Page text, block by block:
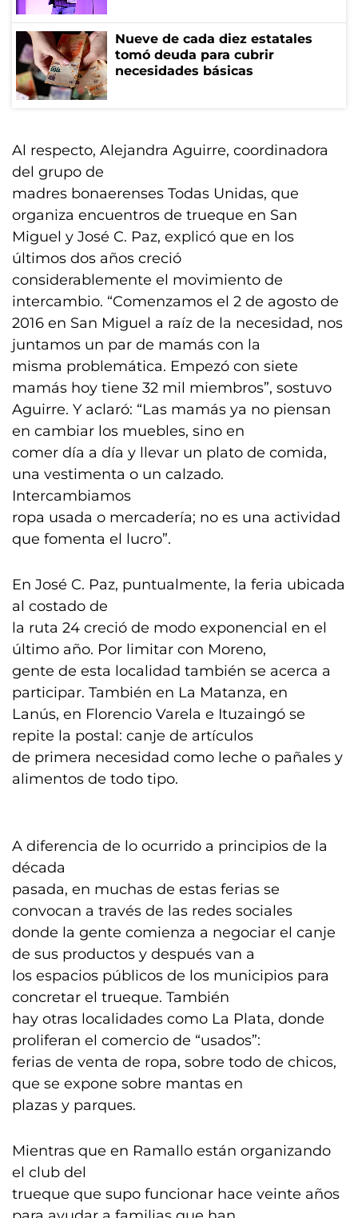
Nueve de cada diez estatales
tomó deuda para cubrir
necesidades básicas
Al respecto, Alejandra Aguirre, coordinadora
del grupo de
madres bonaerenses Todas Unidas, que
organiza encuentros de trueque en San
Miguel y José C. Paz, explicó que en los
últimos dos años creció
considerablemente el movimiento de
intercambio. “Comenzamos el 2 de agosto de
2016 en San Miguel a raíz de la necesidad, nos
juntamos un par de mamás con la
misma problemática. Empezó con siete
mamás hoy tiene 32 mil miembros”, sostuvo
Aguirre. Y aclaró: “Las mamás ya no piensan
en cambiar los muebles, sino en
comer día a día y llevar un plato de comida,
una vestimenta o un calzado.
Intercambiamos
ropa usada o mercadería; no es una actividad
que fomenta el lucro”.
En José C. Paz, puntualmente, la feria ubicada
al costado de
la ruta 24 creció de modo exponencial en el
último año. Por limitar con Moreno,
gente de esta localidad también se acerca a
participar. También en La Matanza, en
Lanús, en Florencio Varela e Ituzaingó se
repite la postal: canje de artículos
de primera necesidad como leche o pañales y
alimentos de todo tipo.
A diferencia de lo ocurrido a principios de la
década
pasada, en muchas de estas ferias se
convocan a través de las redes sociales
donde la gente comienza a negociar el canje
de sus productos y después van a
los espacios públicos de los municipios para
concretar el trueque. También
hay otras localidades como La Plata, donde
proliferan el comercio de “usados”:
ferias de venta de ropa, sobre todo de chicos,
que se expone sobre mantas en
plazas y parques.
Mientras que en Ramallo están organizando
el club del
trueque que supo funcionar hace veinte años